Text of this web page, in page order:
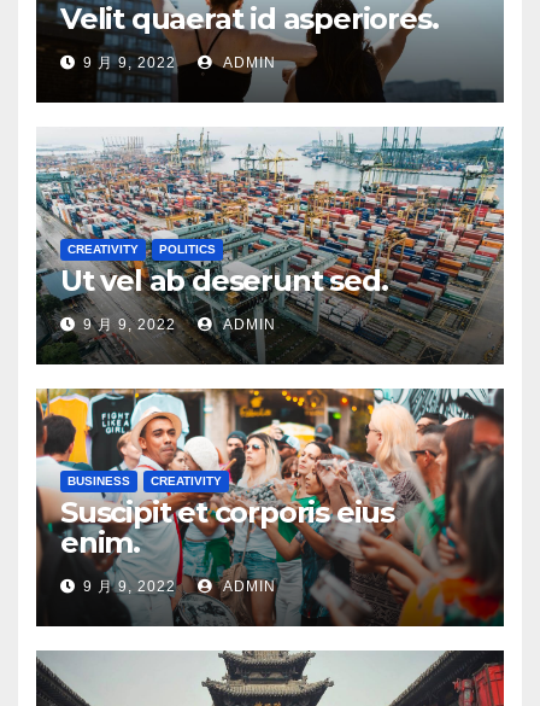
Velit quaerat id asperiores.
9 月 9, 2022 ADMIN
CREATIVITY POLITICS
Ut vel ab deserunt sed.
9 月 9, 2022 ADMIN
BUSINESS CREATIVITY
Suscipit et corporis eius
enim.
9 月 9, 2022 ADMIN